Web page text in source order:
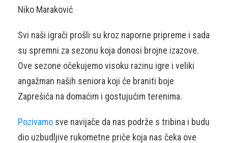
Niko Maraković
Svi naši igrači prošli su kroz naporne pripreme i sada
su spremni za sezonu koja donosi brojne izazove.
Ove sezone očekujemo visoku razinu igre i veliki
angažman naših seniora koji će braniti boje
Zaprešića na domaćim i gostujućim terenima.
Pozivamo sve navijače da nas podrže s tribina i budu
dio uzbudljive rukometne priče koja nas čeka ove